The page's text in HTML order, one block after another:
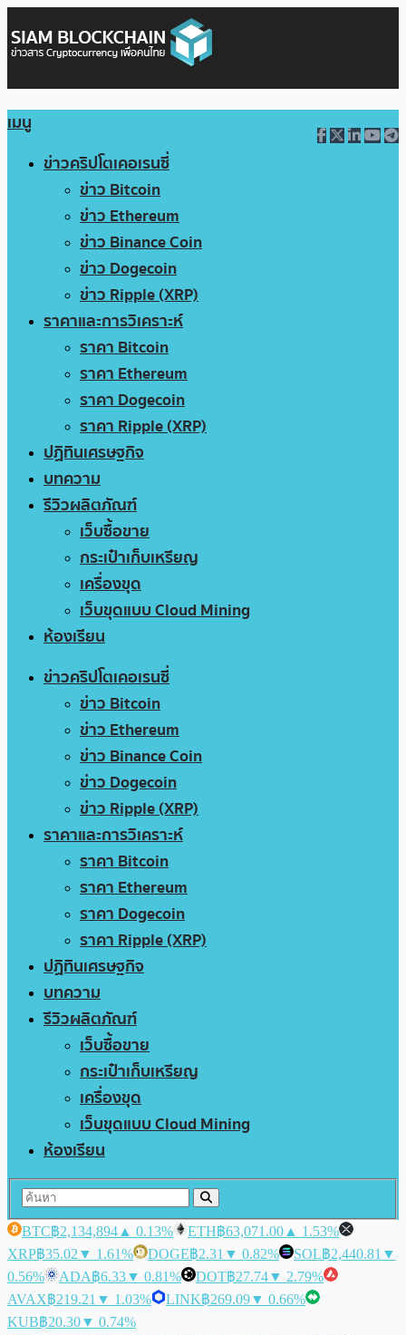
เมนู
ข่าวคริปโตเคอเรนซี่
ข่าว Bitcoin
ข่าว Ethereum
ข่าว Binance Coin
ข่าว Dogecoin
ข่าว Ripple (XRP)
ราคาและการวิเคราะห์
ราคา Bitcoin
ราคา Ethereum
ราคา Dogecoin
ราคา Ripple (XRP)
ปฏิทินเศรษฐกิจ
บทความ
รีวิวผลิตภัณฑ์
เว็บซื้อขาย
กระเป๋าเก็บเหรียญ
เครื่องขุด
เว็บขุดแบบ Cloud Mining
ห้องเรียน
ข่าวคริปโตเคอเรนซี่
ข่าว Bitcoin
ข่าว Ethereum
ข่าว Binance Coin
ข่าว Dogecoin
ข่าว Ripple (XRP)
ราคาและการวิเคราะห์
ราคา Bitcoin
ราคา Ethereum
ราคา Dogecoin
ราคา Ripple (XRP)
ปฏิทินเศรษฐกิจ
บทความ
รีวิวผลิตภัณฑ์
เว็บซื้อขาย
กระเป๋าเก็บเหรียญ
เครื่องขุด
เว็บขุดแบบ Cloud Mining
ห้องเรียน
BTC฿2,134,894 ▲ 0.13% ETH฿63,071.00 ▲ 1.53%
XRP฿35.02 ▼ 1.61% DOGE฿2.31 ▼ 0.82% SOL฿2,440.81 ▼
0.56%
ADA฿6.33▼ 0.81% DOT฿27.74▼ 2.79%
AVAX฿219.21 ▼ 1.03% LINK฿269.09▼ 0.66%
KUB฿20.30▼ 0.74%